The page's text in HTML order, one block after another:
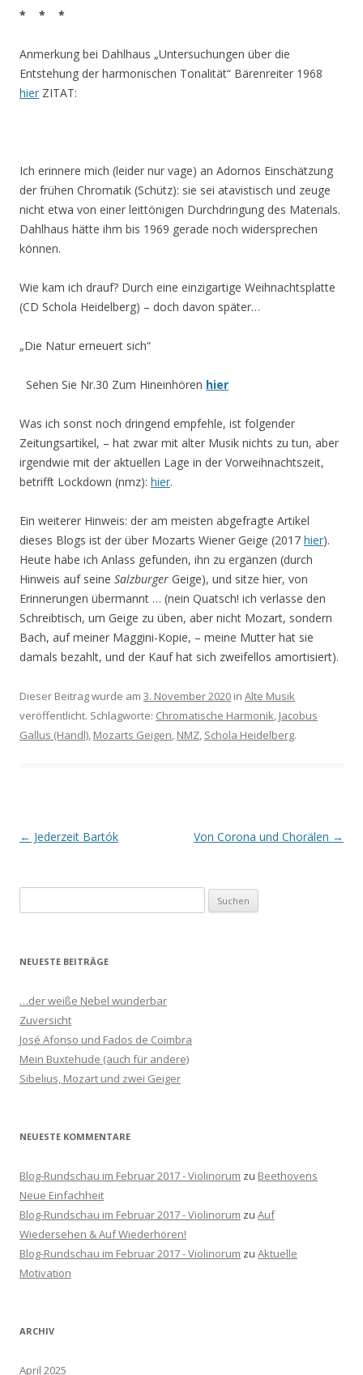
* * *
Anmerkung bei Dahlhaus „Untersuchungen über die
Entstehung der harmonischen Tonalität“ Bärenreiter 1968
hier ZITAT:
Ich erinnere mich (leider nur vage) an Adornos Einschätzung
der frühen Chromatik (Schütz): sie sei atavistisch und zeuge
nicht etwa von einer leittönigen Durchdringung des Materials.
Dahlhaus hätte ihm bis 1969 gerade noch widersprechen
können.
Wie kam ich drauf? Durch eine einzigartige Weihnachtsplatte
(CD Schola Heidelberg) – doch davon später…
„Die Natur erneuert sich“
Sehen Sie Nr.30 Zum Hineinhören hier
Was ich sonst noch dringend empfehle, ist folgender
Zeitungsartikel, – hat zwar mit alter Musik nichts zu tun, aber
irgendwie mit der aktuellen Lage in der Vorweihnachtszeit,
betrifft Lockdown (nmz): hier.
Ein weiterer Hinweis: der am meisten abgefragte Artikel
dieses Blogs ist der über Mozarts Wiener Geige (2017 hier).
Heute habe ich Anlass gefunden, ihn zu ergänzen (durch
Hinweis auf seine Salzburger Geige), und sitze hier, von
Erinnerungen übermannt … (nein Quatsch! ich verlasse den
Schreibtisch, um Geige zu üben, aber nicht Mozart, sondern
Bach, auf meiner Maggini-Kopie, – meine Mutter hat sie
damals bezahlt, und der Kauf hat sich zweifellos amortisiert).
Dieser Beitrag wurde am 3. November 2020 in Alte Musik
veröffentlicht. Schlagworte: Chromatische Harmonik, Jacobus
Gallus (Handl), Mozarts Geigen, NMZ, Schola Heidelberg.
Beitrags-
← Jederzeit Bartók Von Corona und Chorälen →
u
h
n
a
c
h
NEUESTE BEITRÄGE
…der weiße Nebel wunderbar
Zuversicht
José Afonso und Fados de Coimbra
Mein Buxtehude (auch für andere)
Sibelius, Mozart und zwei Geiger
NEUESTE KOMMENTARE
Blog-Rundschau im Februar 2017 - Violinorum zu Beethovens
Neue Einfachheit
Blog-Rundschau im Februar 2017 - Violinorum zu Auf
Wiedersehen & Auf Wiederhören!
Blog-Rundschau im Februar 2017 - Violinorum zu Aktuelle
Motivation
ARCHIV
April 2025